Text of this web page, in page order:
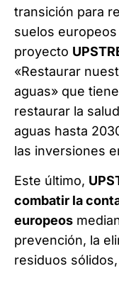
transición para
suelos
proyecto
«Restaurar
aguas» que
restaurar la
aguas hasta
las inversiones
Este último,
combatir la
europeos
prevención, la
residuos